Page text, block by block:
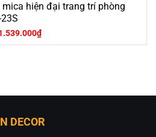
tại
1.482.000₫.
hiện đại trang trí phòng
₫Giá
hiện
DECOR